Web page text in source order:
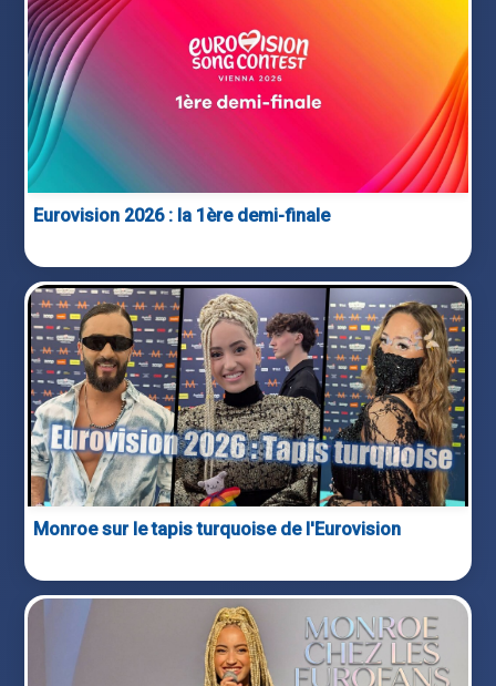
Eurovision 2026 : la 1ère demi-finale
Monroe sur le tapis turquoise de l'Eurovision